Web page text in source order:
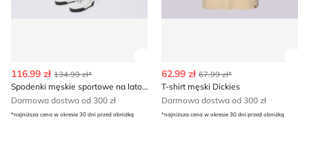
116.99 zł 134.99 zł*
Spodenki męskie sportowe na lato Dickies
Darmowa dostwa od 300 zł
*najniższa cena w okresie 30 dni przed obniżką
62.99 zł 67.99 zł*
T-shirt męski Dickies
Darmowa dostwa od 300 zł
*najniższa cena w okresie 30 dni przed obniżką